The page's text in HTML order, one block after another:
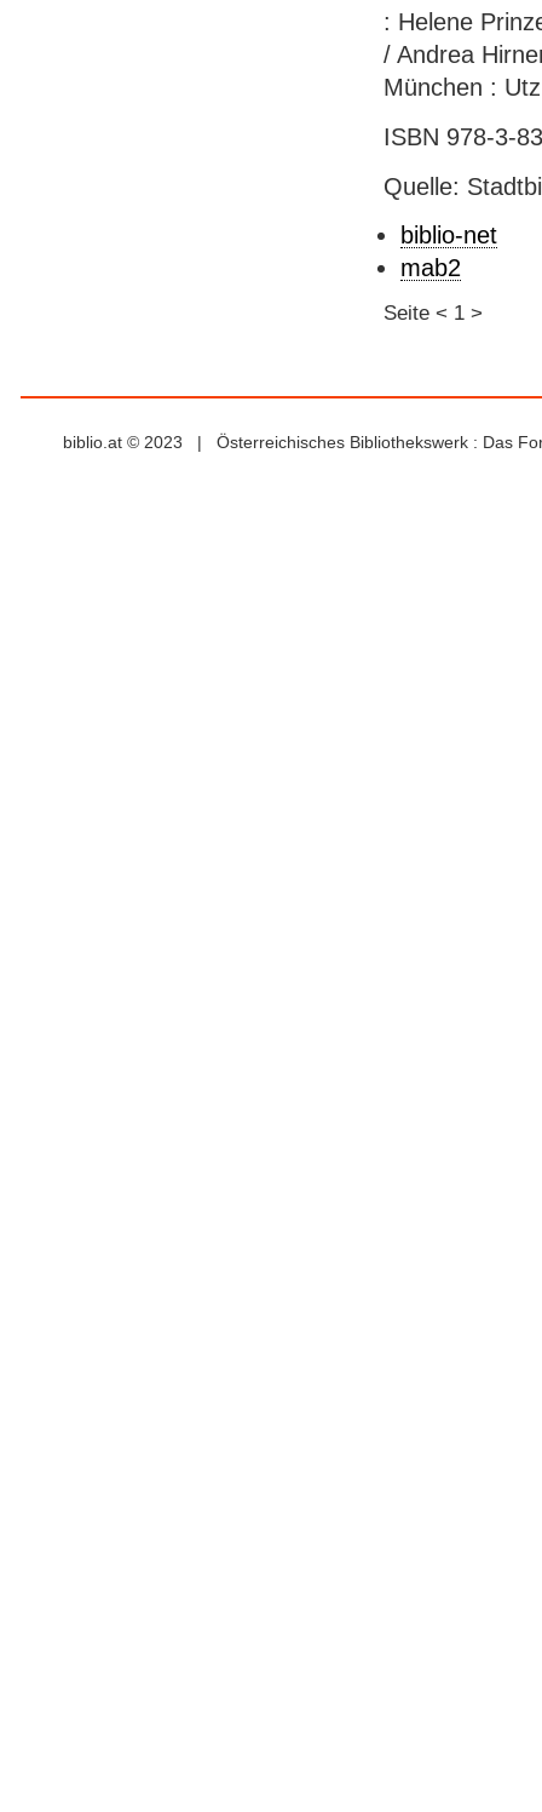
: Helene
/ Andrea
München :
ISBN 978-3-
Quelle:
biblio-net
mab2
Seite < 1 >
biblio.at © 2023 | Österreichisches Bibliothekswerk : Das